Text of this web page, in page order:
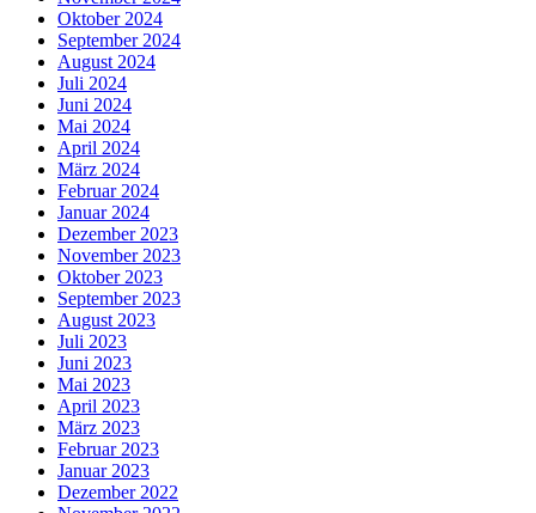
Oktober 2024
September 2024
August 2024
Juli 2024
Juni 2024
Mai 2024
April 2024
März 2024
Februar 2024
Januar 2024
Dezember 2023
November 2023
Oktober 2023
September 2023
August 2023
Juli 2023
Juni 2023
Mai 2023
April 2023
März 2023
Februar 2023
Januar 2023
Dezember 2022